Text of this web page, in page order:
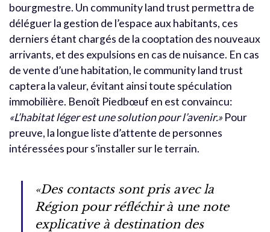
bourgmestre. Un community land trust permettra de
déléguer la gestion de l’espace aux habitants, ces
derniers étant chargés de la cooptation des nouveaux
arrivants, et des expulsions en cas de nuisance. En cas
de vente d’une habitation, le community land trust
captera la valeur, évitant ainsi toute spéculation
immobilière. Benoît Piedbœuf en est convaincu:
«L’habitat léger est une solution pour l’avenir.» Pour
preuve, la longue liste d’attente de personnes
intéressées pour s’installer sur le terrain.
«Des contacts sont pris avec la
Région pour réfléchir à une note
explicative à destination des